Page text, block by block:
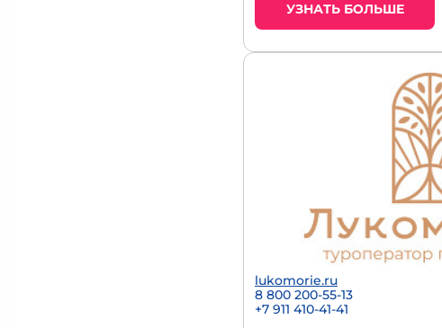
УЗНАТЬ БОЛЬШЕ
lukomorie.ru
8 800 200-55-13
+7 911 410-41-41